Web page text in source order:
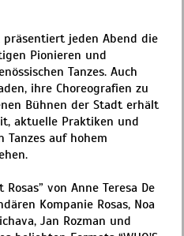
präsentiert jeden Abend die
Pionieren und
Tanzes. Auch
ihre Choreografien zu
Bühnen der Stadt erhält
aktuelle Praktiken und
Tanzes auf hohem
von Anne Teresa De
Kompanie Rosas, Noa
Jan Rozman und